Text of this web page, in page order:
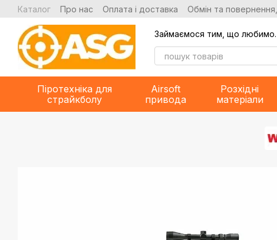
Перейти до основного контенту
Каталог Про нас Оплата і доставка Обмін та повернення,
Займаємося тим, що любимо.
Піротехніка для
страйкболу
Airsoft
привода
Розхідні
матеріали